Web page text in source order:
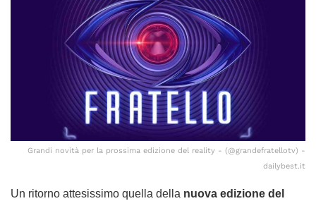
Grandi novità per la prossima edizione del reality - (@grandefratellotv) -
dailybest.it
Un ritorno attesissimo quella della nuova edizione del